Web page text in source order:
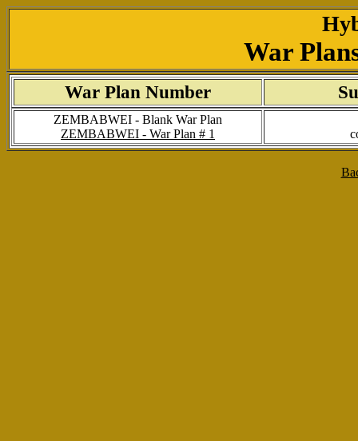
War
War Plan Number
ZEMBABWEI - Blank War Plan
ZEMBABWEI - War Plan # 1